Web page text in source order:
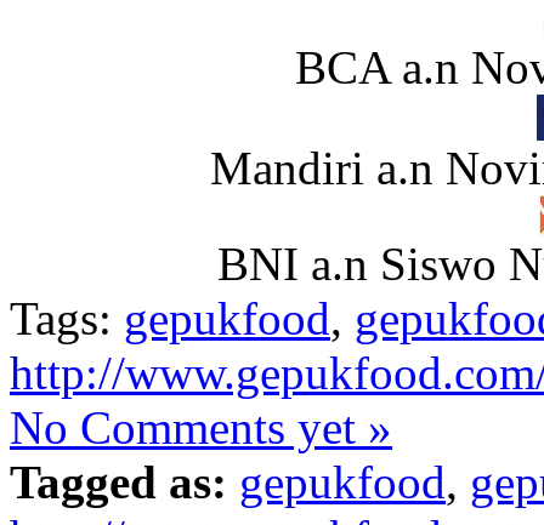
BCA a.n
Mandiri a.n
BNI a.n Siswo
Tags: gepukfood,
http://
No Comments yet »
Tagged as: gepukfood,